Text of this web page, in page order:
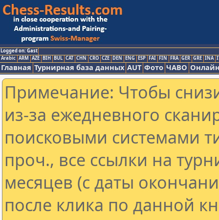
Logged on: Gast
Arabic ARM AZE BIH BUL CAT CHN CRO CZE DEN ENG ESP FAI FIN FRA GER GRE INA
Главная Турнирная база данных AUT Фото ЧАВО
Примечание: Чтобы
из-за ежедневного
поисковыми системами
проч., все ссылки на
месяцев (с даты
после клика по данной